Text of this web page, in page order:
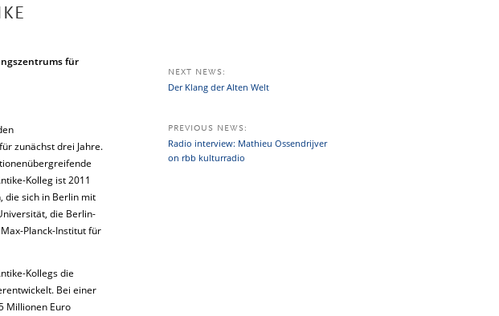
für
zunächst drei Jahre.
Kolleg ist 2011
die sich in Berlin mit
die Berlin-
Planck-Institut für
Kollegs die
Bei einer
Millionen Euro
NEXT NEWS:
Der Klang der Alten Welt
PREVIOUS NEWS:
Radio interview: Mathieu Ossendrijver
on rbb kulturradio